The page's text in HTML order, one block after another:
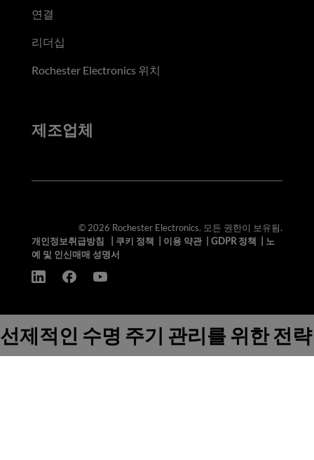
연결
리더십
Rochester Electronics 위치
제조업체
© 2026 Rochester Electronics. 모든 권한이 보유됨.
개인정보취급방침
쿠키 정책 이용 약관| GDPR 정책
노
예 및 인신매매 성명서
선제적인 수명 주기 관리를 위한 전략